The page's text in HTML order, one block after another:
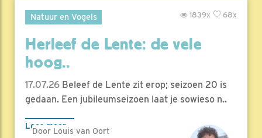
Natuur en Vogels 68x
1839x
Herleef de Lente: de vele
hoog..
17.07.26 Beleef de Lente zit erop; seizoen 20 is
gedaan. Een jubileumseizoen laat je sowieso n..
Lees meer
Door Louis van Oort